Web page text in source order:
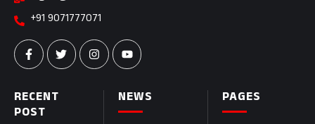
PAGES
NEWS
RECENT
POST
+91 9071777071